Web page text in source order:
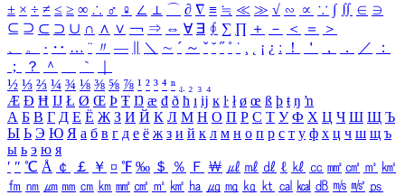
± × ÷ ≠ ≤ ≥ ∞ ∴ ♂ ♀ ∠ ⊥ ⌒ ∂ ∇ ≡ ≒ ≪ ≫ √ ∽ ∝ ∵ ∫ ∬ ∈ ∋
⊆ ⊇ ⊂ ⊃ ∪ ∩ ∧ ∨ ￢ ⇒ ⇔ ∀ ∃ ∮ ∑ ∏ ＋ － ＜ ＝
＞
、
。 · ‥ … ¨ 〃 ― ＼ ∼ ´ ～ ˇ ˘ ˝ ˚ ˙ ¸ ¡ ¿ ː ！ ＇ ， ． ／
：
；
？ ＾ ｀
½ ⅓ ⅔ ¼ ¾ ⅛ ⅜ ⅝ ⅞ ¹ ² ³ ⁴ ⁿ ₁ ₂ ₃ ₄
Æ Ð Ħ Ĳ Ł Ø Œ Þ Ŧ Ŋ æ đ ð ħ ı ĳ ĸ ŀ ł ø œ ß þ ŧ ŋ ŉ
А Б В Г Д Е Ё Ж З И Й К Л М Н О П Р С Т У Ф Х Ц Ч Ш Щ Ъ
Ы Ь Э Ю Я а б в г д е ё ж з и й к л м н о п р с т у ф х ц ч ш щ ъ
ы ь э ю я
′ ″ ℃ Å ￠ ￡ ￥ ¤ ℉ ‰ ＄ ％ Ｆ ￦ ㎕ ㎖ ㎗ ℓ ㎘ ㏄ ㎣ ㎤ ㎥ ㎦
㎙ ㎚ ㎛ ㎜ ㎝ ㎞ ㎟ ㎠ ㎡ ㎢ ㏊ ㎍ ㎎ ㎏ ㏏ ㎈ ㎉ ㏈ ㎧ ㎨ ㎰